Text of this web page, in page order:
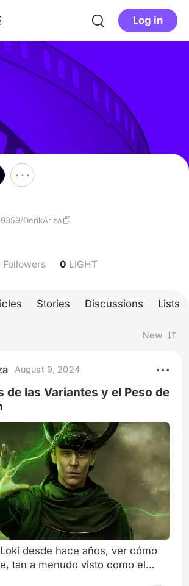
Log in
DerikAriza
Followers 0 LIGHT
Stories Discussions Lists
New
August 9, 2024
de las Variantes y el Peso de
desde hace años, ver cómo
tan a menudo visto como el